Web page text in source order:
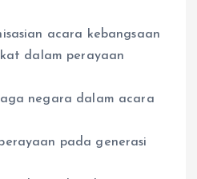
acara kebangsaan
dalam perayaan
negara dalam acara
pada generasi